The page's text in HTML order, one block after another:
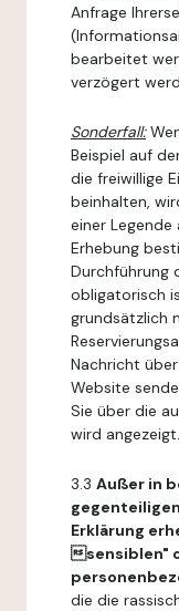
Anfrage
bearbeitet
verzögert
Sonderfall:
Beispiel auf
die freiwillige
beinhalten,
einer Legende
Erhebung
Durchführung
obligatorisch
grundsätzlich
Nachricht
Website
Sie über die
wird angezeigt.
3.3 Außer in
Erklärung
sensiblen"
die die